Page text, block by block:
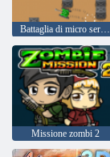
Battaglia di micro serbatoio
Missione zombi 2